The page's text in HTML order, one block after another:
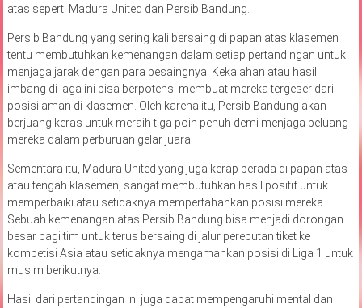
atas seperti Madura United dan Persib Bandung.
Persib Bandung yang sering kali bersaing di papan atas klasemen
tentu membutuhkan kemenangan dalam setiap pertandingan untuk
menjaga jarak dengan para pesaingnya. Kekalahan atau hasil
imbang di laga ini bisa berpotensi membuat mereka tergeser dari
posisi aman di klasemen. Oleh karena itu, Persib Bandung akan
berjuang keras untuk meraih tiga poin penuh demi menjaga peluang
mereka dalam perburuan gelar juara.
Sementara itu, Madura United yang juga kerap berada di papan atas
atau tengah klasemen, sangat membutuhkan hasil positif untuk
memperbaiki atau setidaknya mempertahankan posisi mereka.
Sebuah kemenangan atas Persib Bandung bisa menjadi dorongan
besar bagi tim untuk terus bersaing di jalur perebutan tiket ke
kompetisi Asia atau setidaknya mengamankan posisi di Liga 1 untuk
musim berikutnya.
Hasil dari pertandingan ini juga dapat mempengaruhi mental dan